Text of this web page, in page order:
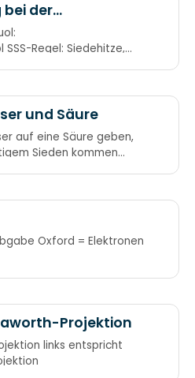
der
Alkylaromaten
Regel: Siedehitze,
und Säure
auf eine Säure geben,
Sieden kommen
Oxford = Elektronen
Projektion
links entspricht